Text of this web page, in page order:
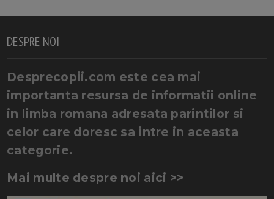
DESPRE NOI
Desprecopii.com este cea mai
importanta resursa de informatii online
in limba romana adresata parintilor si
celor care doresc sa intre in aceasta
categorie.
Mai multe despre noi aici >>